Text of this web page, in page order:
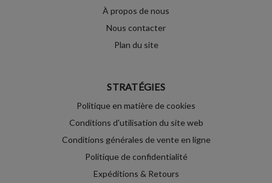
À propos de nous
Nous contacter
Plan du site
STRATÉGIES
Politique en matière de cookies
Conditions d'utilisation du site web
Conditions générales de vente en ligne
Politique de confidentialité
Expéditions & Retours